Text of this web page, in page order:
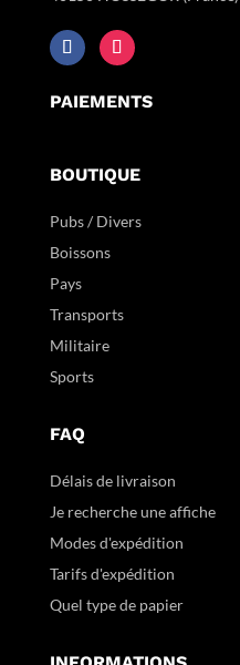
PAIEMENTS
BOUTIQUE
Pubs / Divers
Boissons
Pays
Transports
Militaire
Sports
FAQ
Délais de livraison
Je recherche une affiche
Modes d'expédition
Tarifs d'expédition
Quel type de papier